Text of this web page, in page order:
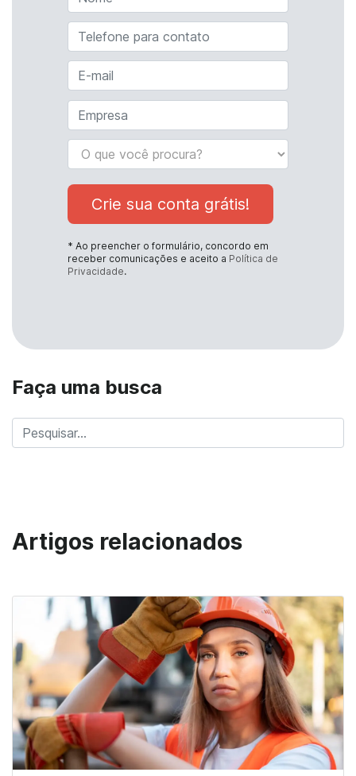
Crie sua conta grátis!
* Ao preencher o formulário, concordo em
receber comunicações e aceito a Política de
Privacidade.
Faça uma busca
Artigos relacionados